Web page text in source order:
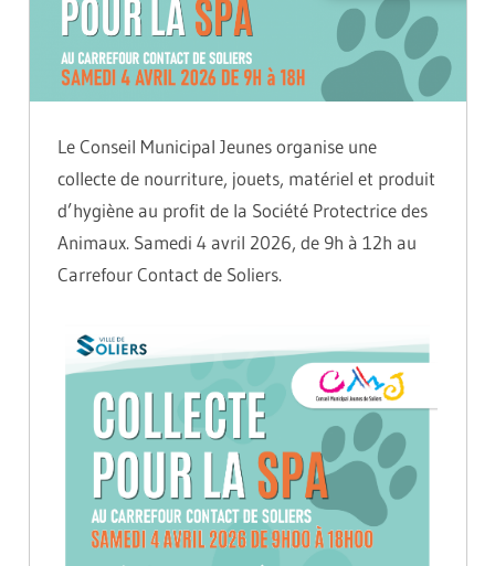
Le Conseil Municipal Jeunes organise une
collecte de nourriture, jouets, matériel et produit
d’hygiène au profit de la Société Protectrice des
Animaux. Samedi 4 avril 2026, de 9h à 12h au
Carrefour Contact de Soliers.